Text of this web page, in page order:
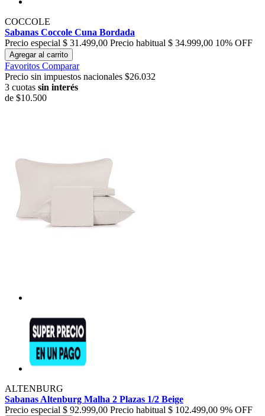
COCCOLE
Sabanas Coccole Cuna Bordada
Precio especial $ 31.499,00 Precio habitual $ 34.999,00 10% OFF
Agregar al carrito
Favoritos Comparar
Precio sin impuestos nacionales $26.032
3 cuotas sin interés
de $10.500
ALTENBURG
Sabanas Altenburg Malha 2 Plazas 1/2 Beige
Precio especial $ 92.999,00 Precio habitual $ 102.499,00 9% OFF